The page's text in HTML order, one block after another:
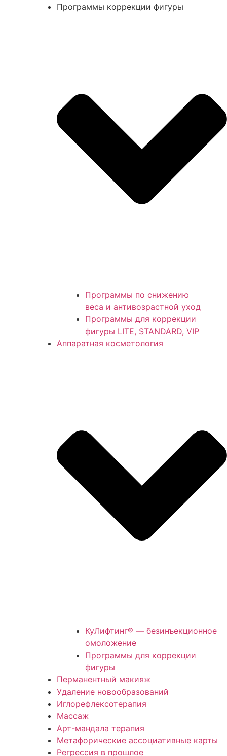
Программы коррекции фигуры
Программы по снижению
веса и антивозрастной уход
Программы для коррекции
фигуры LITE, STANDARD, VIP
Аппаратная косметология
КуЛифтинг® — безинъекционное
омоложение
Программы для коррекции
фигуры
Перманентный макияж
Удаление новообразований
Иглорефлексотерапия
Массаж
Арт-мандала терапия
Метафорические ассоциативные карты
Регрессия в прошлое